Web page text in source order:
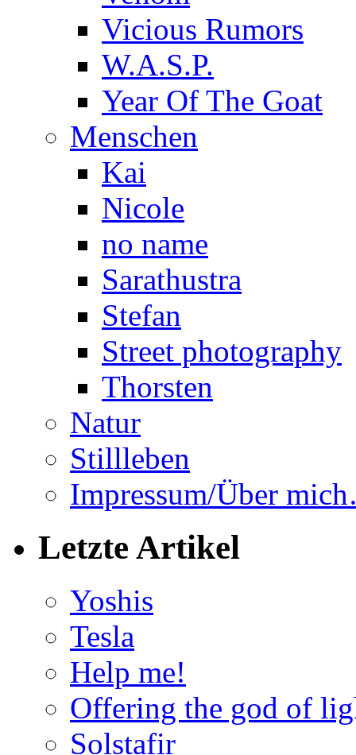
Vicious Rumors
W.A.S.P.
Year Of The Goat
Menschen
Kai
Nicole
no name
Sarathustra
Stefan
Street photography
Thorsten
Natur
Stillleben
Impressum/Über
Letzte Artikel
Yoshis
Tesla
Help me!
Offering the god of
Solstafir